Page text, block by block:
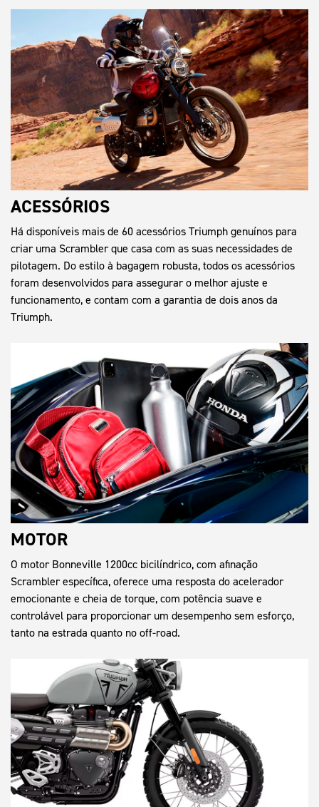
ACESSÓRIOS
Há disponíveis mais de 60 acessórios Triumph genuínos para
criar uma Scrambler que casa com as suas necessidades de
pilotagem. Do estilo à bagagem robusta, todos os acessórios
foram desenvolvidos para assegurar o melhor ajuste e
funcionamento, e contam com a garantia de dois anos da
Triumph.
MOTOR
O motor Bonneville 1200cc bicilíndrico, com afinação
Scrambler específica, oferece uma resposta do acelerador
emocionante e cheia de torque, com potência suave e
controlável para proporcionar um desempenho sem esforço,
tanto na estrada quanto no off-road.